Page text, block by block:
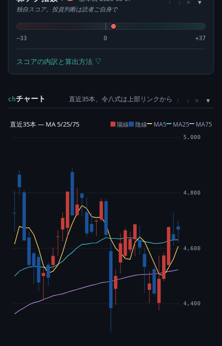
独自スコア。投資判断は読者ご自身で
−33 0 +37
スコアの内訳と算出方法 ▽
chチャート 直近35本、令八式は上部リンクから ↑ ↓ ×
直近35本 — MA 5/25/75 陽線 陰線 MA5 MA25 MA75
4,400
4,600
4,800
5,000